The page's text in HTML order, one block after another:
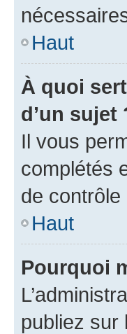
Haut
À quoi
d’un sujet
Il vous
complétés
de contrôle
Haut
Pourquoi
publiez sur